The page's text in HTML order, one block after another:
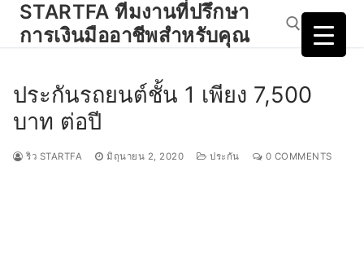
SkipSTARTFA ทีมงานที่ปรึกษา
การเงินมืออาชีพสำหรับคุณ
Search for:
ประกันรถยนต์ชั้น 1 เพียง 7,500
บาท ต่อปี
ริว STARTFA มิถุนายน 2, 2020 ประกัน 0 COMMENTS